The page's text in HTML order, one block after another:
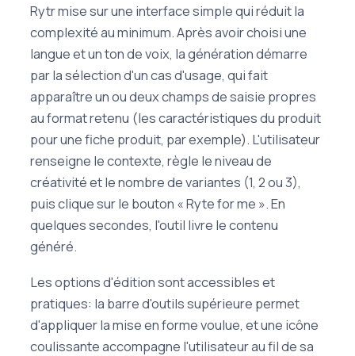
Rytr mise sur une interface simple qui réduit la
complexité au minimum. Après avoir choisi une
langue et un ton de voix, la génération démarre
par la sélection d'un cas d'usage, qui fait
apparaître un ou deux champs de saisie propres
au format retenu (les caractéristiques du produit
pour une fiche produit, par exemple). L'utilisateur
renseigne le contexte, règle le niveau de
créativité et le nombre de variantes (1, 2 ou 3),
puis clique sur le bouton « Ryte for me ». En
quelques secondes, l'outil livre le contenu
généré.
Les options d'édition sont accessibles et
pratiques: la barre d'outils supérieure permet
d'appliquer la mise en forme voulue, et une icône
coulissante accompagne l'utilisateur au fil de sa